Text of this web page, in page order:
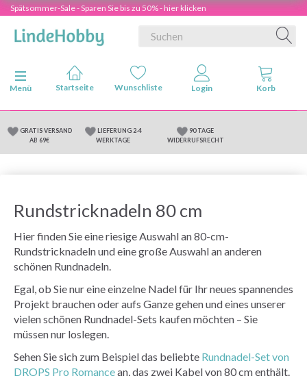
Spätsommer-Sale - Sparen Sie bis zu 50% - hier klicken
Anzeige ändern
Menü
GRATIS VERSAND
AB 69€
LIEFERUNG 2-4
WERKTAGE
90 TAGE
WIDERRUFSRECHT
Rundstricknadeln 80 cm
Hier finden Sie eine riesige Auswahl an 80-cm-
Rundstricknadeln und eine große Auswahl an anderen
schönen Rundnadeln.
Egal, ob Sie nur eine einzelne Nadel für Ihr neues spannendes
Projekt brauchen oder aufs Ganze gehen und eines unserer
vielen schönen Rundnadel-Sets kaufen möchten – Sie
müssen nur loslegen.
Sehen Sie sich zum Beispiel das beliebte Rundnadel-Set von
DROPS Pro Romancean, das zwei Kabel von 80 cm enthält.